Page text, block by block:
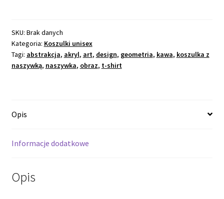
SKU: Brak danych
Kategoria: Koszulki unisex
Tagi: abstrakcja, akryl, art, design, geometria, kawa, koszulka z
naszywką, naszywka, obraz, t-shirt
Opis
Informacje dodatkowe
Opis